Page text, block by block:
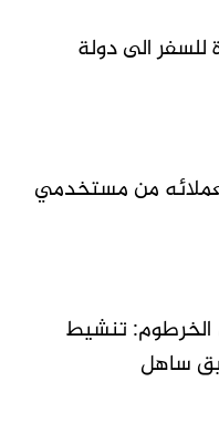
الى دولة
من مستخدمي
تنشيط
ساهل